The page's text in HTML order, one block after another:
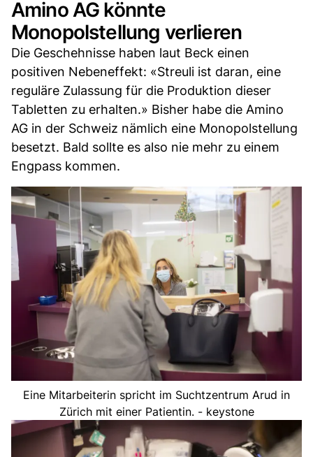
Amino AG könnte
Monopolstellung verlieren
Die Geschehnisse haben laut Beck einen
positiven Nebeneffekt: «Streuli ist daran, eine
reguläre Zulassung für die Produktion dieser
Tabletten zu erhalten.» Bisher habe die Amino
AG in der Schweiz nämlich eine Monopolstellung
besetzt. Bald sollte es also nie mehr zu einem
Engpass kommen.
Eine Mitarbeiterin spricht im Suchtzentrum Arud in
Zürich mit einer Patientin. - keystone